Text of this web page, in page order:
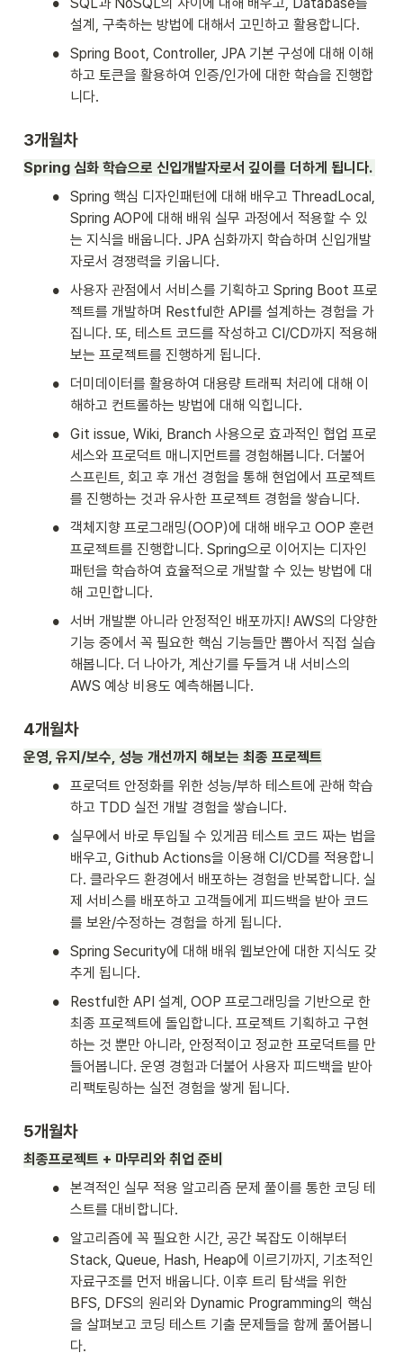
설계, 구축하는 방법에 대해서 고민하고 활용합니다.
•
Spring Boot, Controller, JPA 기본 구성에 대해 이해
하고 토큰을 활용하여 인증/인가에 대한 학습을 진행합
니다.
3개월차
Spring 심화 학습으로 신입개발자로서 깊이를 더하게 됩니다.
•
Spring 핵심 디자인패턴에 대해 배우고 ThreadLocal,
Spring AOP에 대해 배워 실무 과정에서 적용할 수 있
는 지식을 배웁니다. JPA 심화까지 학습하며 신입개발
자로서 경쟁력을 키웁니다.
•
사용자 관점에서 서비스를 기획하고 Spring Boot 프로
젝트를 개발하며 Restful한 API를 설계하는 경험을 가
집니다. 또, 테스트 코드를 작성하고 CI/CD까지 적용해
보는 프로젝트를 진행하게 됩니다.
•
더미데이터를 활용하여 대용량 트래픽 처리에 대해 이
해하고 컨트롤하는 방법에 대해 익힙니다.
•
Git issue, Wiki, Branch 사용으로 효과적인 협업 프로
세스와 프로덕트 매니지먼트를 경험해봅니다. 더불어
스프린트, 회고 후 개선 경험을 통해 현업에서 프로젝트
를 진행하는 것과 유사한 프로젝트 경험을 쌓습니다.
•
객체지향 프로그래밍(OOP)에 대해 배우고 OOP 훈련
프로젝트를 진행합니다. Spring으로 이어지는 디자인
패턴을 학습하여 효율적으로 개발할 수 있는 방법에 대
해 고민합니다.
•
서버 개발뿐 아니라 안정적인 배포까지! AWS의 다양한
기능 중에서 꼭 필요한 핵심 기능들만 뽑아서 직접 실습
해봅니다. 더 나아가, 계산기를 두들겨 내 서비스의
AWS 예상 비용도 예측해봅니다.
4개월차
운영, 유지/보수, 성능 개선까지 해보는 최종 프로젝트
•
프로덕트 안정화를 위한 성능/부하 테스트에 관해 학습
하고 TDD 실전 개발 경험을 쌓습니다.
•
실무에서 바로 투입될 수 있게끔 테스트 코드 짜는 법을
배우고, Github Actions을 이용해 CI/CD를 적용합니
다. 클라우드 환경에서 배포하는 경험을 반복합니다. 실
제 서비스를 배포하고 고객들에게 피드백을 받아 코드
를 보완/수정하는 경험을 하게 됩니다.
•
Spring Security에 대해 배워 웹보안에 대한 지식도 갖
추게 됩니다.
•
Restful한 API 설계, OOP 프로그래밍을 기반으로 한
최종 프로젝트에 돌입합니다. 프로젝트 기획하고 구현
하는 것 뿐만 아니라, 안정적이고 정교한 프로덕트를 만
들어봅니다. 운영 경험과 더불어 사용자 피드백을 받아
리팩토링하는 실전 경험을 쌓게 됩니다.
5개월차
최종프로젝트 + 마무리와 취업 준비
•
본격적인 실무 적용 알고리즘 문제 풀이를 통한 코딩 테
스트를 대비합니다.
•
알고리즘에 꼭 필요한 시간, 공간 복잡도 이해부터
Stack, Queue, Hash, Heap에 이르기까지, 기초적인
자료구조를 먼저 배웁니다. 이후 트리 탐색을 위한
BFS, DFS의 원리와 Dynamic Programming의 핵심
을 살펴보고 코딩 테스트 기출 문제들을 함께 풀어봅니
다.